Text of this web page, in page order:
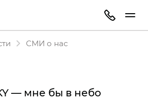
СМИ о нас
— мне бы в небо